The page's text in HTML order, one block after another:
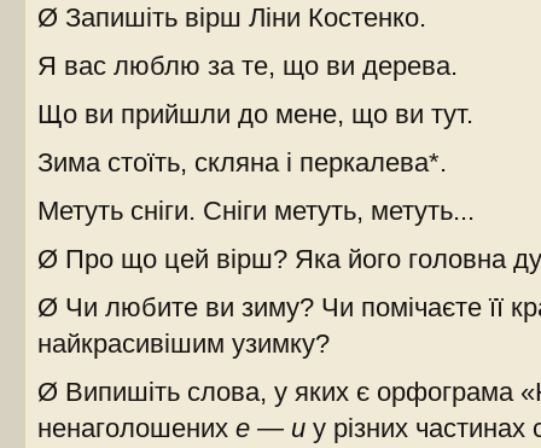
Ø Запишіть вірш Ліни Костенко.
Я вас люблю за те, що ви дерева.
Що ви прийшли до мене, що ви тут.
Зима стоїть, скляна і перкалева*.
Метуть сніги. Сніги метуть, метуть...
Ø Про що цей вірш? Яка його головна
Ø Чи любите ви зиму? Чи помічаєте її
найкрасивішим узимку?
Ø Випишіть слова, у яких є орфограма
ненаголошених е — и у різних частинах